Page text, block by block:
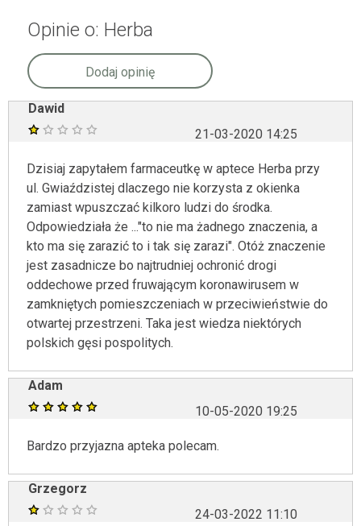
Opinie o: Herba
Dodaj opinię
Dawid
21-03-2020 14:25
Dzisiaj zapytałem farmaceutkę w aptece Herba przy
ul. Gwiaździstej dlaczego nie korzysta z okienka
zamiast wpuszczać kilkoro ludzi do środka.
Odpowiedziała że ..."to nie ma żadnego znaczenia, a
kto ma się zarazić to i tak się zarazi". Otóż znaczenie
jest zasadnicze bo najtrudniej ochronić drogi
oddechowe przed fruwającym koronawirusem w
zamkniętych pomieszczeniach w przeciwieństwie do
otwartej przestrzeni. Taka jest wiedza niektórych
polskich gęsi pospolitych.
Adam
10-05-2020 19:25
Bardzo przyjazna apteka polecam.
Grzegorz
24-03-2022 11:10